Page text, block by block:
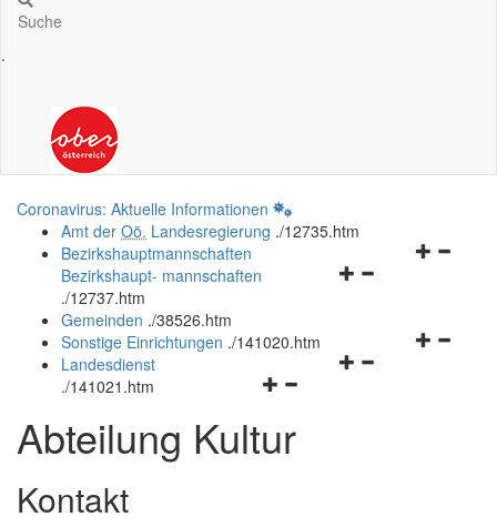
Suche
.
Coronavirus: Aktuelle Informationen
Amt der Oö. Landesregierung ./12735.htm
Navigationsmenü
Bezirkshauptmannschaften
Bezirkshaupt- mannschaften
./12737.htm
Gemeinden ./38526.htm
Navigationsmenü
Sonstige Einrichtungen ./141020.htm
Navigationsmenü
und
schließen
Landesdienst
./141021.htm
Abteilung Kultur
Kontakt